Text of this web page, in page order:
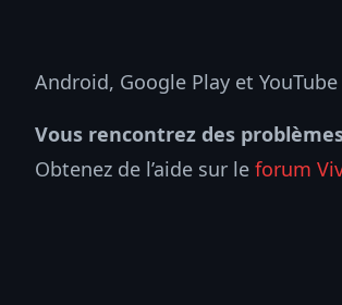
Android, Google Play et
Vous rencontrez des
Obtenez de l’aide sur le forum